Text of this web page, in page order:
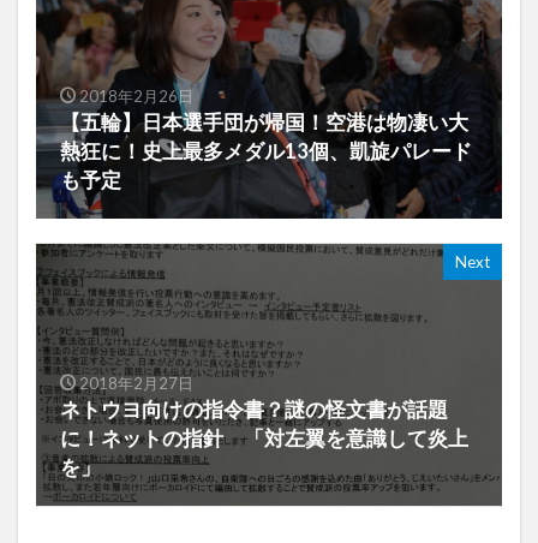
2018年2月26日
【五輪】日本選手団が帰国！空港は物凄い大
熱狂に！史上最多メダル13個、凱旋パレード
も予定
Next
2018年2月27日
ネトウヨ向けの指令書？謎の怪文書が話題
に！ネットの指針 「対左翼を意識して炎上
を」